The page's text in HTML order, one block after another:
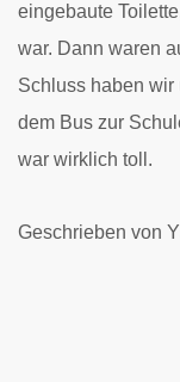
eingebaute
war. Dann waren
Schluss haben wir
dem Bus zur
war wirklich toll.
Geschrieben von